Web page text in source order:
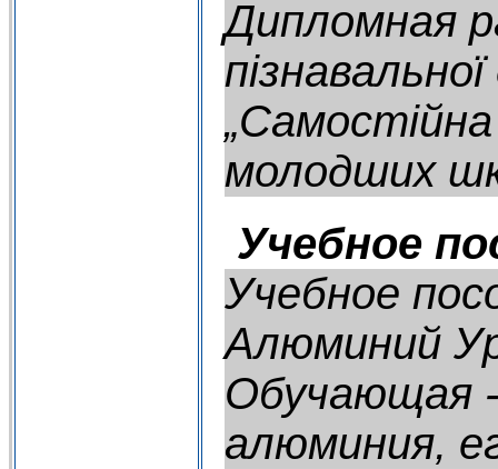
Дипломная
„Самостійна
молодших
Учебное
Учебное
Алюминий
Обучающая -
алюминия,